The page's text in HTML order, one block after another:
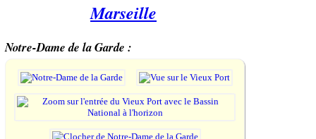
Marseille
Notre-Dame de la Garde :